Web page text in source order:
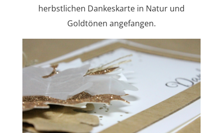
herbstlichen Dankeskarte in Natur und
Goldtönen angefangen.